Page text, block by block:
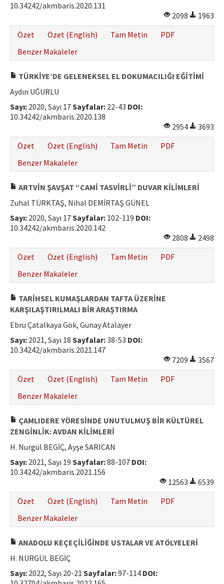
10.34242/akmbaris.2020.131
2098
1963
Özet
Özet (English) Tam Metin
PDF
Benzer Makaleler
TÜRKİYE’DE GELENEKSEL EL DOKUMACILIĞI EĞİTİMİ
Aydın UĞURLU
Sayı: 2020, Sayı 17Sayfalar: 22-43 DOI:
10.34242/akmbaris.2020.138
2954
3693
Özet
Özet (English) Tam Metin
PDF
Benzer Makaleler
ARTVİN ŞAVŞAT “CAMİ TASVİRLİ” DUVAR KİLİMLERİ
Zuhal TÜRKTAŞ, Nihal DEMİRTAŞ GÜNEL
Sayı: 2020, Sayı 17Sayfalar: 102-119 DOI:
10.34242/akmbaris.2020.142
2808
2498
Özet
Özet (English) Tam Metin
PDF
Benzer Makaleler
TARİHSEL KUMAŞLARDAN TAFTA ÜZERİNE
KARŞILAŞTIRILMALI BİR ARAŞTIRMA
Ebru Çatalkaya Gök, Günay Atalayer
Sayı: 2021, Sayı 18 Sayfalar:38-53 DOI:
10.34242/akmbaris.2021.147
7209
3567
Özet
Özet (English) Tam Metin
PDF
Benzer Makaleler
ÇAMLIDERE YÖRESİNDE UNUTULMUŞ BİR KÜLTÜREL
ZENGİNLİK: AVDAN KİLİMLERİ
H. Nurgül BEGİÇ, Ayşe SARICAN
Sayı: 2021, Sayı 19 Sayfalar:88-107 DOI:
10.34242/akmbaris.2021.156
12563
6539
Özet
Özet (English) Tam Metin
PDF
Benzer Makaleler
ANADOLU KEÇEÇİLİĞİNDE USTALAR VE ATÖLYELERİ
H. NURGÜL BEGİÇ
Sayı: 2022, Sayı 20-21 Sayfalar:97-114 DOI: